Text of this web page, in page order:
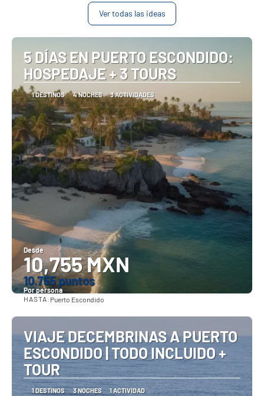
Ver todas las ideas
5 DÍAS EN PUERTO ESCONDIDO:
HOSPEDAJE + 3 TOURS
1 DESTINOS 4 NOCHES 3 ACTIVIDADES
Desde
10,755 MXN
10.755 puntos
Por persona
HASTA: Puerto Escondido
VIAJE DECEMBRINAS A PUERTO
ESCONDIDO | TODO INCLUIDO +
TOUR
1 DESTINOS 3 NOCHES 1 ACTIVIDAD